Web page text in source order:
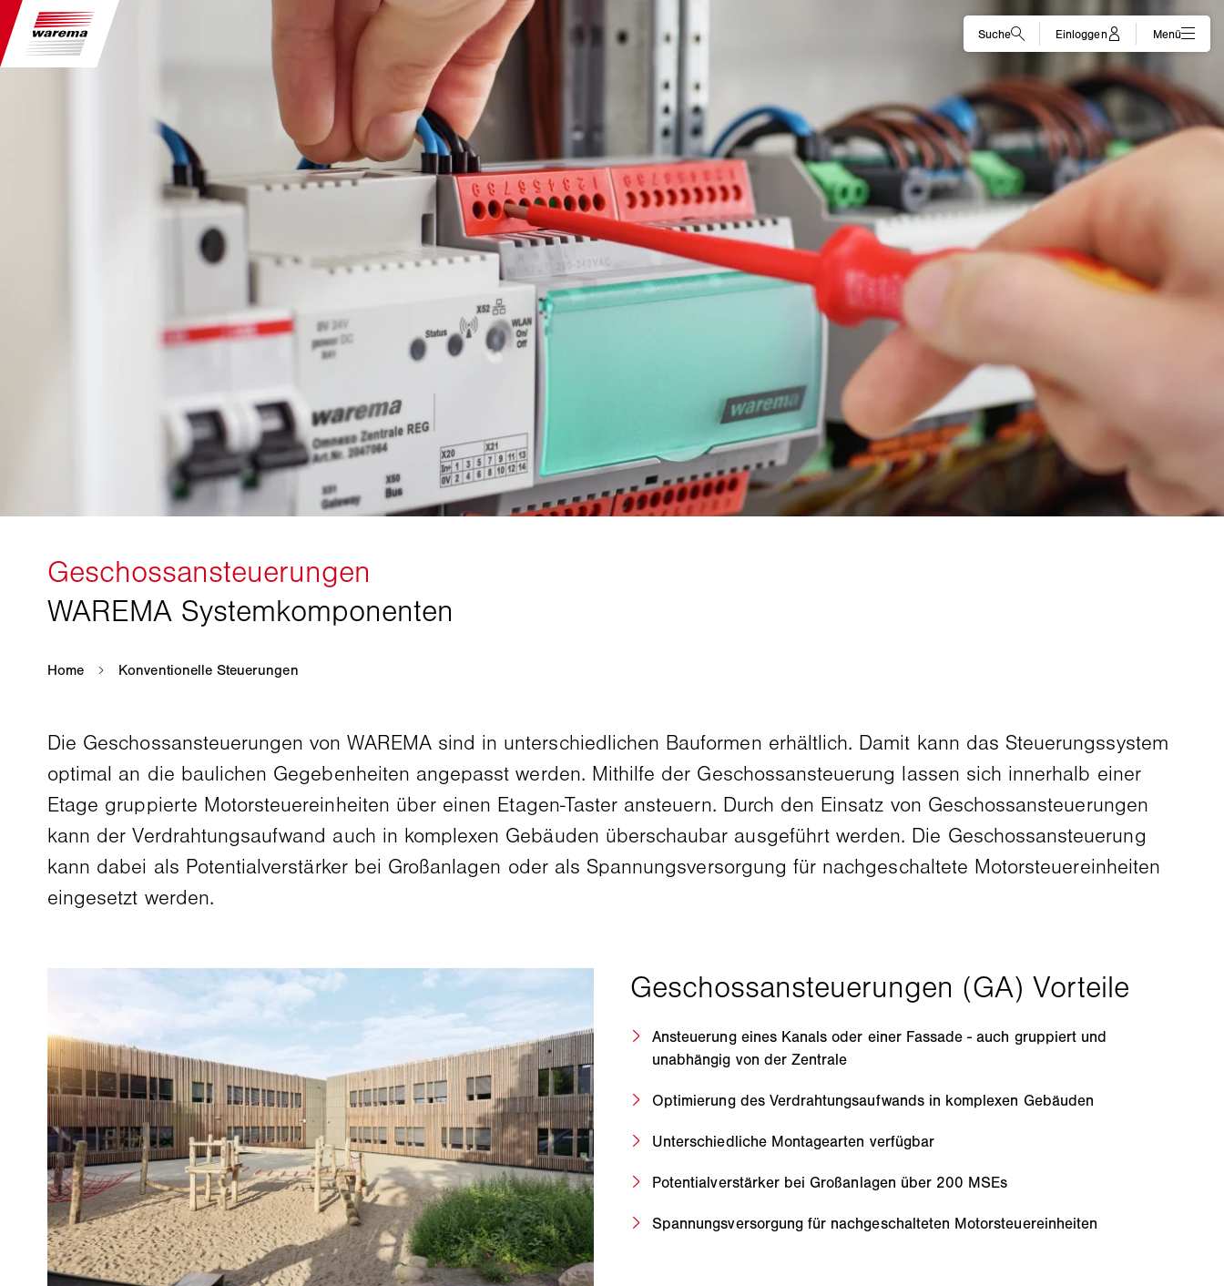
Die Geschossansteuerungen von WAREMA sind in unterschiedlichen Bauformen erhältlich. Damit kann das Steuerungssystem
optimal an die baulichen Gegebenheiten angepasst werden. Mithilfe der Geschossansteuerung lassen sich innerhalb einer
Etage gruppierte Motorsteuereinheiten über einen Etagen-Taster ansteuern. Durch den Einsatz von Geschossansteuerungen
kann der Verdrahtungsaufwand auch in komplexen Gebäuden überschaubar ausgeführt werden. Die Geschossansteuerung
kann dabei als Potentialverstärker bei Großanlagen oder als Spannungsversorgung für nachgeschaltete Motorsteuereinheiten
eingesetzt werden.
Ansteuerung eines Kanals oder einer Fassade - auch gruppiert und
unabhängig von der Zentrale
Optimierung des Verdrahtungsaufwands in komplexen Gebäuden
Unterschiedliche Montagearten verfügbar
Potentialverstärker bei Großanlagen über 200 MSEs
Spannungsversorgung für nachgeschalteten Motorsteuereinheiten